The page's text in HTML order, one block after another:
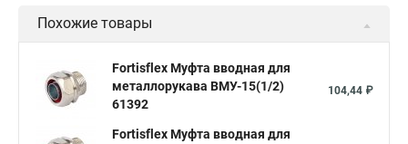
Похожие товары
Fortisflex Муфта вводная для
металлорукава ВМУ-15(1/2)
61392
104,44 ₽
Fortisflex Муфта вводная для